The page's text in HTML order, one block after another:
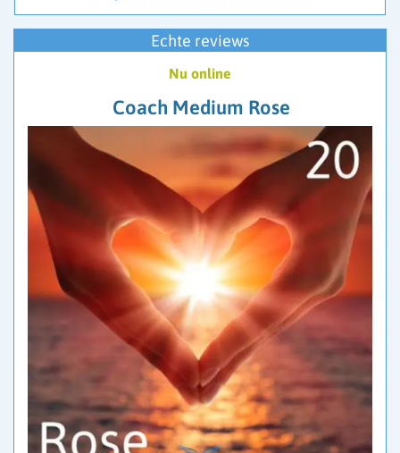
Echte reviews
Nu online
Coach Medium Rose